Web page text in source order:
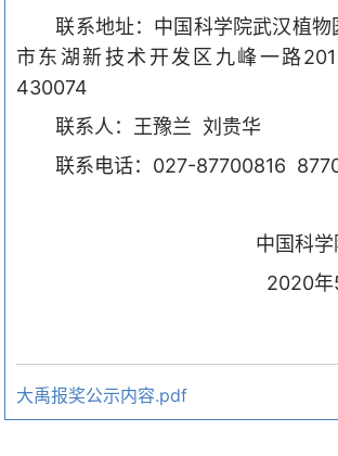
联系地址：中国科学院武汉植物
市东湖新技术开发区九峰一路201
430074
联系人：王豫兰 刘贵华
联系电话： 027-87700816
中国科
2020年
大禹报奖公示内容.pdf